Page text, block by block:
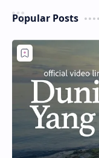
Popular Posts